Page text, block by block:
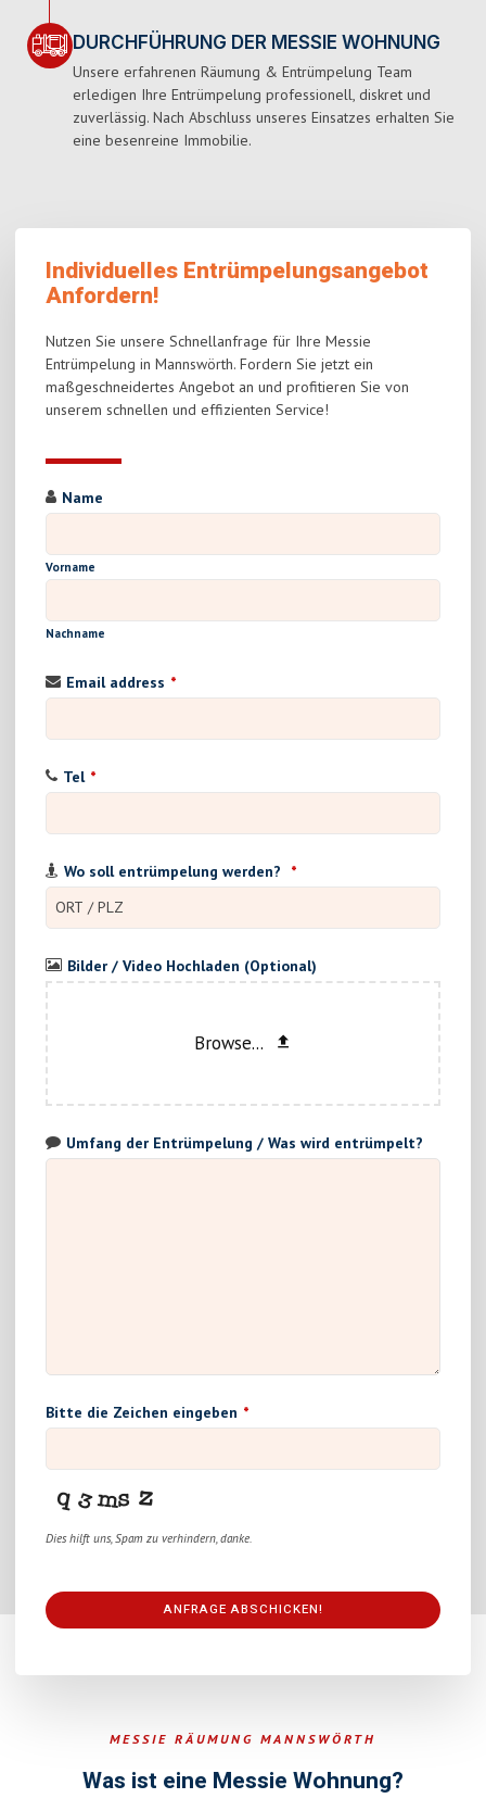
DURCHFÜHRUNG DER MESSIE WOHNUNG
Unsere erfahrenen Räumung & Entrümpelung Team
erledigen Ihre Entrümpelung professionell, diskret und
zuverlässig. Nach Abschluss unseres Einsatzes erhalten Sie
eine besenreine Immobilie.
Individuelles Entrümpelungsangebot
Anfordern!
Nutzen Sie unsere Schnellanfrage für Ihre Messie
Entrümpelung in Mannswörth. Fordern Sie jetzt ein
maßgeschneidertes Angebot an und profitieren Sie von
unserem schnellen und effizienten Service!
Name
Vorname
Nachname
Email address *
Tel *
Wo soll entrümpelung werden? *
Bilder / Video Hochladen (Optional)
Browse...
Umfang der Entrümpelung / Was wird entrümpelt?
Bitte die Zeichen eingeben *
Dies hilft uns, Spam zu verhindern, danke.
ANFRAGE ABSCHICKEN!
field
blank
MESSIE RÄUMUNG MANNSWÖRTH
Was ist eine Messie Wohnung?